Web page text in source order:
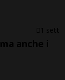
1 sett
anche i